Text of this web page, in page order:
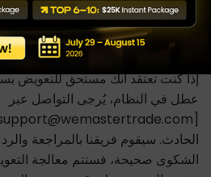
المستخدم وطريقة الدفع المختارة.
عملية حل الشكاوى
إذا كنت تعتقد أنك مستحق للتعويض
عطل في النظام، يُرجى التواصل عبر